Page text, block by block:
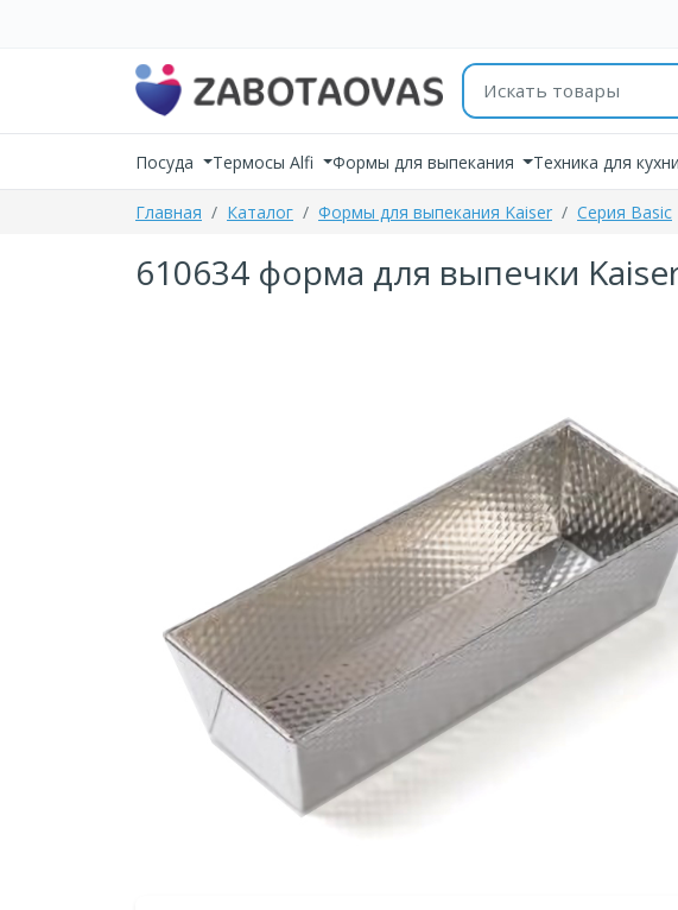
Поиск товаров
Посуда Термосы Alfi Формы для выпекания Техника для кухни
Главная Каталог Формы для выпекания Kaiser Серия Basic
610634 форма для выпечки